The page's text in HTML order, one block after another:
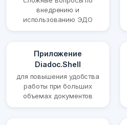
внедрению и
использованию ЭДО
Приложение
Diadoc.Shell
для повышения удобства
работы при больших
объемах документов